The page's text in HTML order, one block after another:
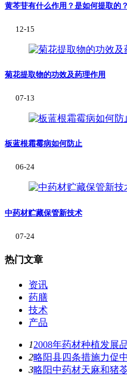
黄芩苷有什么作用？是如何提取的？
12-15
菊花提取物的功效及药理作用
07-13
板蓝根霜霉病如何防止
06-24
中药材贮藏保管新技术
07-24
热门文章
资讯
药膳
技术
产品
12008年药材种植发展
2略阳县四条措施力促
3略阳中药材天麻和猪